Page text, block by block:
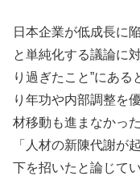
日本企業が低成長に
と単純化する議論に
り過ぎたこと”にあ
り年功や内部調整を
材移動も進まなかっ
「人材の新陳代謝が
下を招いたと論じてい